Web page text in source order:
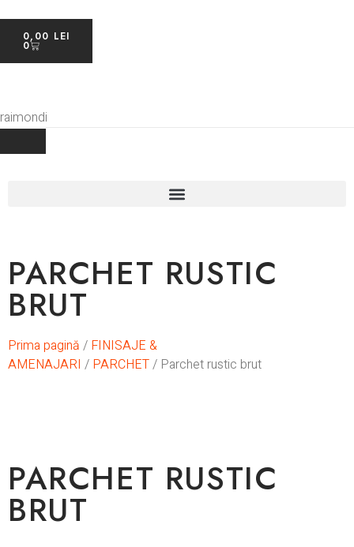
0,00 LEI
0
PARCHET RUSTIC
BRUT
Prima pagină / FINISAJE &
AMENAJARI / PARCHET/ Parchet rustic brut
PARCHET RUSTIC
BRUT